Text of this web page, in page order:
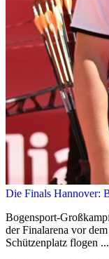
Die Finals Hannover:
Bogensport-
der Finalarena vor
Schützenplatz flogen ...